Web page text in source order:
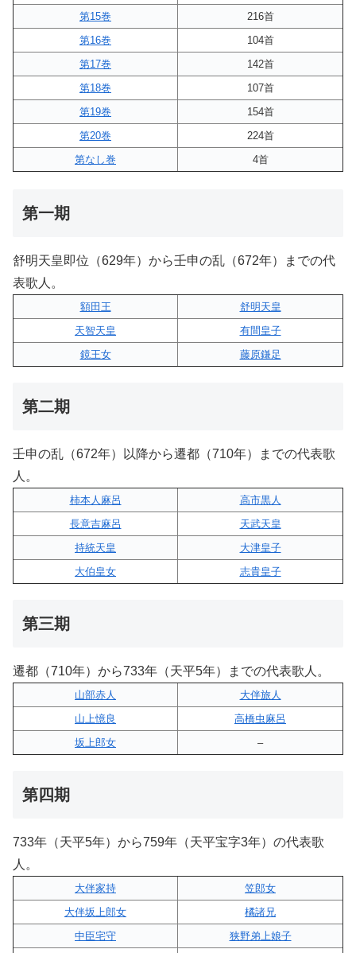
第15巻
216首
第16巻
104首
第17巻
142首
第18巻
107首
第19巻
154首
第20巻
224首
第なし巻
4首
第一期
舒明天皇即位（629年）から壬申の乱（672年）までの代
表歌人。
額田王
舒明天皇
天智天皇
有間皇子
鏡王女
藤原鎌足
第二期
壬申の乱（672年）以降から遷都（710年）までの代表歌
人。
柿本人麻呂
高市黒人
長意吉麻呂
天武天皇
持統天皇
大津皇子
大伯皇女
志貴皇子
第三期
遷都（710年）から733年（天平5年）までの代表歌人。
山部赤人
大伴旅人
山上憶良
高橋虫麻呂
坂上郎女
–
第四期
733年（天平5年）から759年（天平宝字3年）の代表歌
人。
大伴家持
笠郎女
大伴坂上郎女
橘諸兄
中臣宅守
狭野弟上娘子